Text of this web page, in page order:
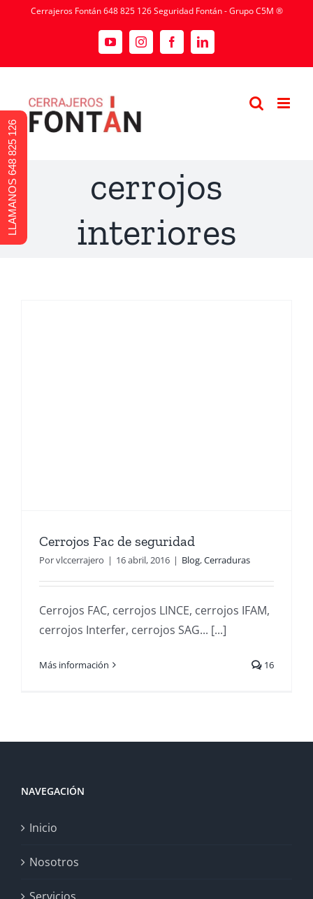
Cerrajeros Fontán 648 825 126 Seguridad Fontán - Grupo C5M ®
cerrojos
interiores
Cerrojos Fac de seguridad
Porvlccerrajero | 16 abril, 2016 | Blog,Cerraduras
Cerrojos FAC, cerrojos LINCE, cerrojos IFAM,
cerrojos Interfer, cerrojos SAG... [...]
Más información 16
NAVEGACIÓN
Inicio
Nosotros
LLAMANOS 648 825 126